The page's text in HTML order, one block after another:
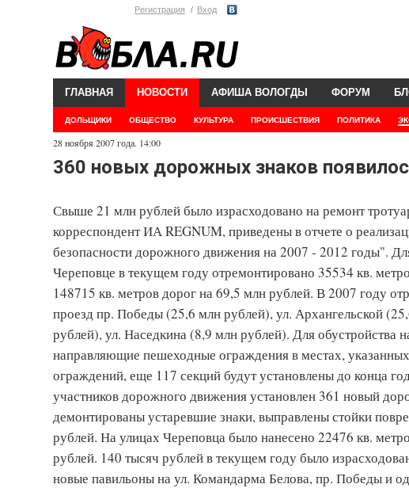
Регистрация Вход
ГЛАВНАЯ НОВОСТИ
ДОЛЬЩИКИ ОБЩЕСТВО КУЛЬТУРА ПРОИСШЕСТВИЯ ПОЛИТИКА
АФИША ВОЛОГДЫ ФОРУМ
28 ноября 2007 года. 14:00
360 новых дорожных знаков
Свыше 21 млн рублей было израсходовано на ремонт
корреспондент ИА REGNUM, приведены в отчете о
безопасности дорожного движения на 2007 - 2012 годы".
Череповце в текущем году отремонтировано 35534 кв.
148715 кв. метров дорог на 69,5 млн рублей. В 2007 году
проезд пр. Победы (25,6 млн рублей), ул. Архангельской
рублей), ул. Наседкина (8,9 млн рублей). Для обустройства
направляющие пешеходные ограждения в местах,
ограждений, еще 117 секций будут установлены до конца
участников дорожного движения установлен 361 новый
демонтированы устаревшие знаки, выправлены стойки
рублей. На улицах Череповца было нанесено 22476 кв.
рублей. 140 тысяч рублей в текущем году было
новые павильоны на ул. Командарма Белова, пр. Победы и